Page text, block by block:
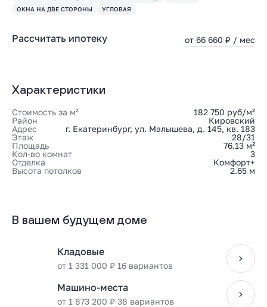
ОКНА НА ДВЕ СТОРОНЫ
УГЛОВАЯ
Рассчитать ипотеку от 66 660 ₽ / мес
Характеристики
Стоимость за м²
182 750 руб/м²
Район
Кировский
Адрес
г. Екатеринбург, ул. Малышева, д. 145, кв. 183
Этаж
28/31
Площадь
76.13 м²
Кол-во комнат
3
Отделка
Комфорт+
Высота потолков
2.65 м
В вашем будущем доме
Кладовые
от 1 331 000 ₽ 16 вариантов
Машино-места
от 1 873 200 ₽ 38 вариантов